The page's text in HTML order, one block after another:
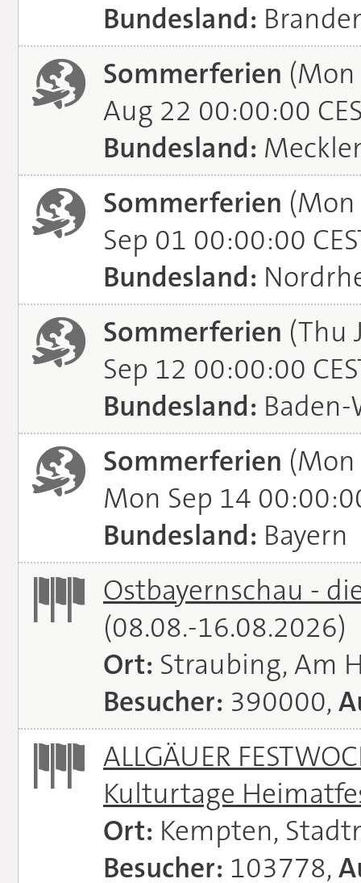
Bundesland:
Sommerferien (Mon
Aug 22 00:00:00
Bundesland:
Sommerferien (Mon
Sep 01 00:00:00
Bundesland:
Sommerferien (Thu
Sep 12 00:00:00
Bundesland:
Sommerferien (Mon
Mon Sep 14
Bundesland: Bayern
Ostbayernschau -
(08.08.-16.08.2026)
Ort: Straubing, Am
Besucher: 390000,
ALLGÄUER
Kulturtage
Ort: Kempten,
Besucher: 103778,